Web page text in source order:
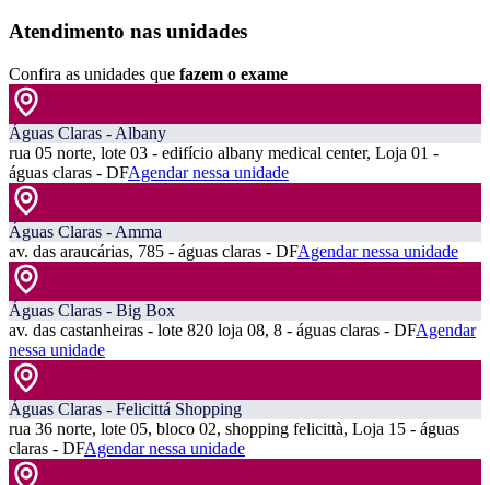
Atendimento nas unidades
Confira as unidades que fazem o exame
Águas Claras - Albany
rua 05 norte, lote 03 - edifício albany medical center, Loja 01 -
águas claras - DFAgendar nessa unidade
Águas Claras - Amma
av. das araucárias, 785 - águas claras - DFAgendar nessa unidade
Águas Claras - Big Box
av. das castanheiras - lote 820 loja 08, 8 - águas claras - DFAgendar
nessa unidade
Águas Claras - Felicittá Shopping
rua 36 norte, lote 05, bloco 02, shopping felicittà, Loja 15 - águas
claras - DFAgendar nessa unidade